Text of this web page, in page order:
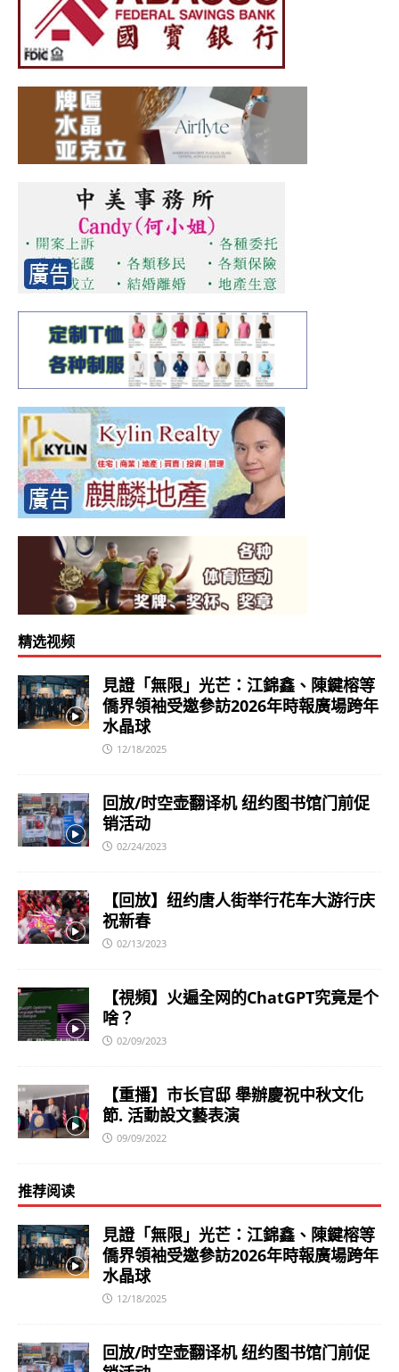
精选视频
見證「無限」光芒：江錦鑫、陳鍵榕等
僑界領袖受邀參訪2026年時報廣場跨年
水晶球
12/18/2025
回放/时空壶翻译机 纽约图书馆门前促
销活动
02/24/2023
【回放】纽约唐人街举行花车大游行庆
祝新春
02/13/2023
【視頻】火遍全网的ChatGPT究竟是个
啥？
02/09/2023
【重播】市长官邸 舉辦慶祝中秋文化
節. 活動設文藝表演
09/09/2022
推荐阅读
見證「無限」光芒：江錦鑫、陳鍵榕等
僑界領袖受邀參訪2026年時報廣場跨年
水晶球
12/18/2025
回放/时空壶翻译机 纽约图书馆门前促